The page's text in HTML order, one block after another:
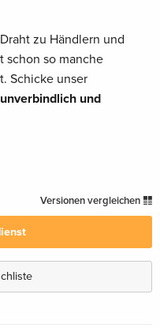
zu Händlern und
schon so manche
Schicke unser
unverbindlich und
Versionen vergleichen